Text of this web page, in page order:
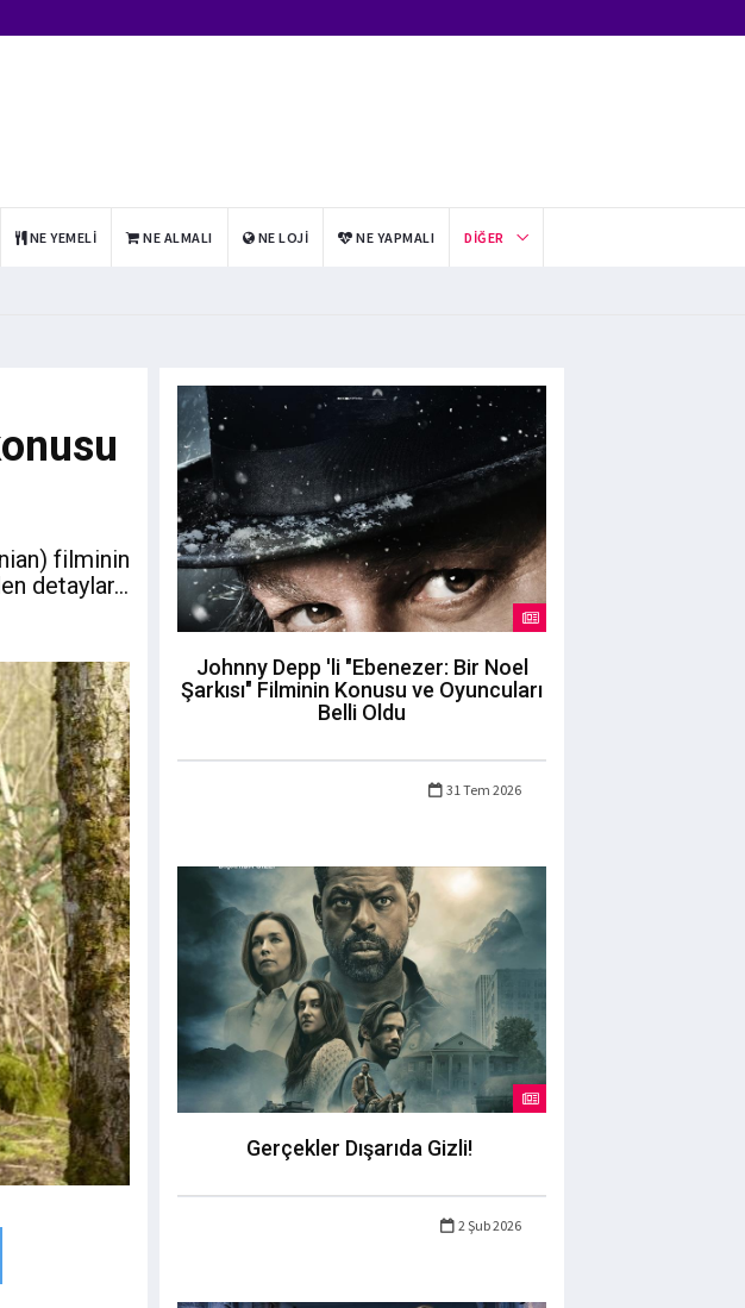
NE YEMELI NE ALMALI NE LOJI NE YAPMALI DIĞER
filminin
detaylar...
Johnny Depp 'li "Ebenezer: Bir Noel
Şarkısı" Filminin Konusu ve Oyuncuları
Belli Oldu
31 Tem 2026
Gerçekler Dışarıda Gizli!
2 Şub 2026